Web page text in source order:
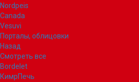
Nordpeis
Canada
Vesuvi
Порталы, облицовки
Назад
Смотреть все
Bordelet
КимрПечь